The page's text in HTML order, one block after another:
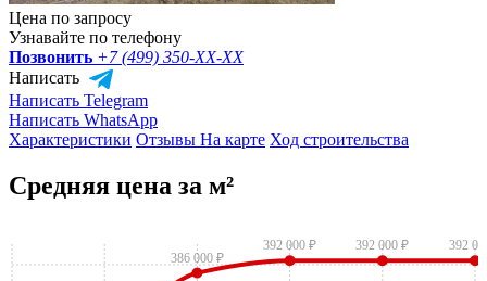
Цена по запросу
Узнавайте по телефону
Позвонить +7 (499) 350-XX-XX
Написать
Написать Telegram
Написать WhatsApp
Характеристики Отзывы На карте Ход строительства
Средняя цена за м²
386 000 ₽
392 000 ₽ 392 000 ₽ 392